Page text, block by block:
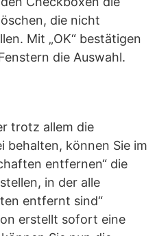
die nicht
Mit „OK“ bestätigen
die Auswahl.
trotz allem die
behalten, können Sie im
entfernen“ die
in der alle
entfernt sind“
erstellt sofort eine